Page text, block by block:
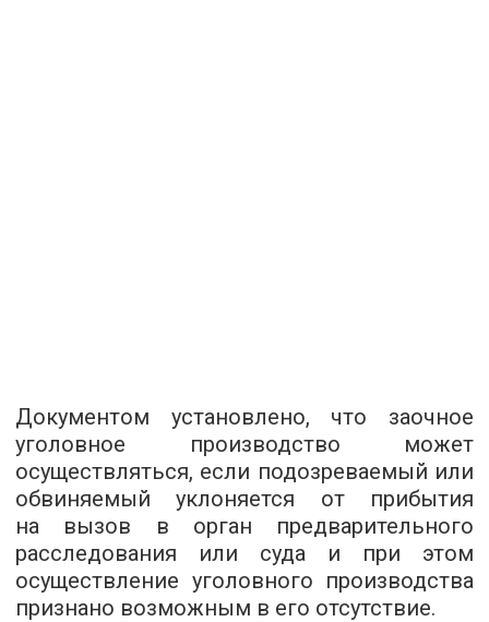
Документом установлено, что заочное
уголовное производство может
осуществляться, если подозреваемый или
обвиняемый уклоняется от прибытия
на вызов в орган предварительного
расследования или суда и при этом
осуществление уголовного производства
признано возможным в его отсутствие.